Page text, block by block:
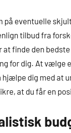
eventuelle
tilbud fra
at finde den
for dig. At vælge
dig med at
at du får en